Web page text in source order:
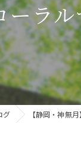
占い
スピ
人生
ラル
グ 【静岡・神無